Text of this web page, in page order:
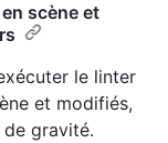
scène et
le linter
et modifiés,
gravité.